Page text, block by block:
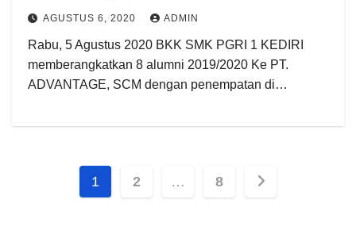
AGUSTUS 6, 2020 ADMIN
Rabu, 5 Agustus 2020 BKK SMK PGRI 1 KEDIRI
memberangkatkan 8 alumni 2019/2020 Ke PT.
ADVANTAGE, SCM dengan penempatan di…
Paginasi
1 2 … 8